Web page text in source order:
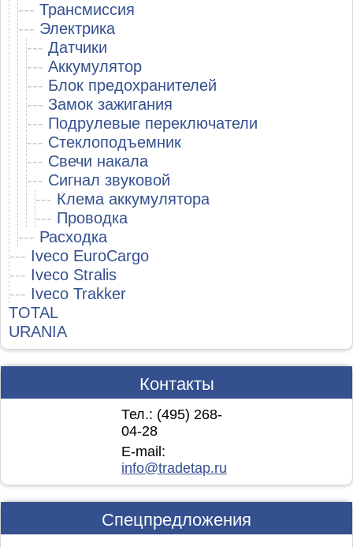
--- Трансмиссия
--- Электрика
--- Датчики
--- Аккумулятор
--- Блок предохранителей
--- Замок зажигания
--- Подрулевые переключатели
--- Стеклоподъемник
--- Свечи накала
--- Сигнал звуковой
--- Клема аккумулятора
--- Проводка
--- Расходка
--- Iveco EuroCargo
--- Iveco Stralis
--- Iveco Trakker
TOTAL
URANIA
Контакты
Тел.: (495) 268-
04-28
E-mail:
info@tradetap.ru
Спецпредложения